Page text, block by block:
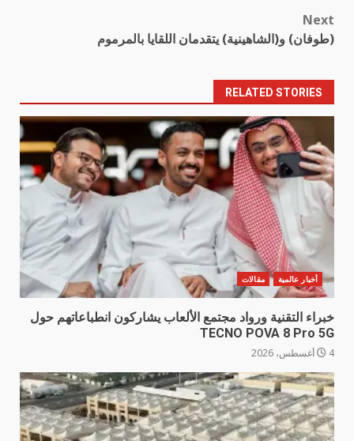
Next
(طوفان) و(الشاهينية) يتقدمان اللقايا بالمرموم
RELATED STORIES
أخبار عالمية مقالات
خبراء التقنية ورواد مجتمع الألعاب يشاركون انطباعاتهم حول
TECNO POVA 8 Pro 5G
4 أغسطس، 2026